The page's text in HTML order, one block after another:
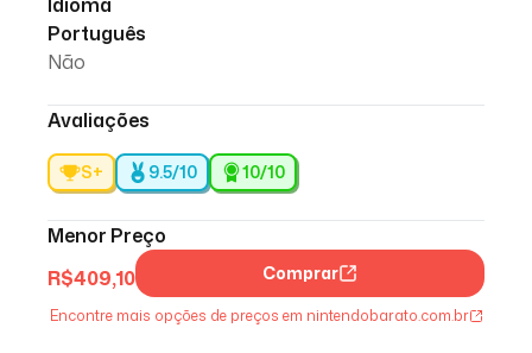
Português
Não
Avaliações
S+ 9.5/10 10/10
Menor Preço
R$409,10 Comprar
Encontre mais opções de preços em nintendobarato.com.br